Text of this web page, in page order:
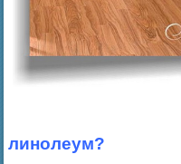
линолеум?